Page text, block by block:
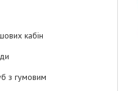
кабін
з гумовим